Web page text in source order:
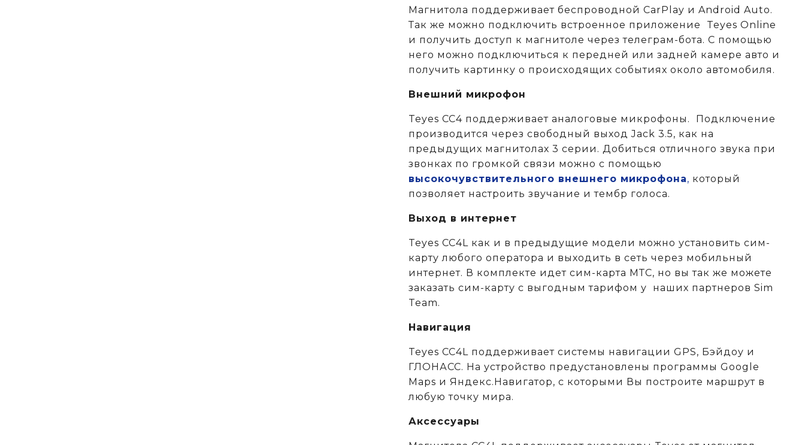
Магнитола поддерживает беспроводной CarPlay и Android Auto.
Так же можно подключить встроенное приложение Teyes Online
и получить доступ к магнитоле через телеграм-бота. С помощью
него можно подключиться к передней или задней камере авто и
получить картинку о происходящих событиях около автомобиля.
Внешний микрофон
Teyes CC4 поддерживает аналоговые микрофоны. Подключение
производится через свободный выход Jack 3.5, как на
предыдущих магнитолах 3 серии. Добиться отличного звука при
звонках по громкой связи можно с помощью
высокочувствительного внешнего микрофона, который
позволяет настроить звучание и тембр голоса.
Выход в интернет
Teyes CC4L как и в предыдущие модели можно установить сим-
карту любого оператора и выходить в сеть через мобильный
интернет. В комплекте идет сим-карта МТС, но вы так же можете
заказать сим-карту с выгодным тарифом у
наших партнеров Sim
Team.
Навигация
Teyes CC4L поддерживает системы навигации GPS, Бэйдоу и
ГЛОНАСС. На устройство предустановлены программы Google
Maps и Яндекс.Навигатор, с которыми Вы построите маршрут в
любую точку мира.
Аксессуары